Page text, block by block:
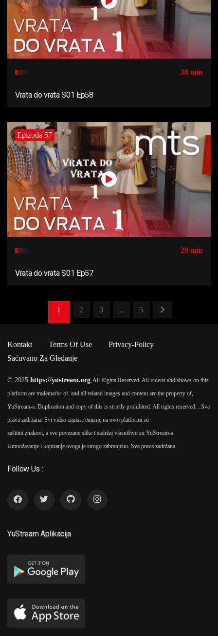
30 min
Vrata do vrata S01 Ep58
Epizoda 57
29 min
Vrata do vrata S01 Ep57
1 2 3 … 5
Kontakt Terms Of Use
Privacy-Policy
Saćuvano Za Gledanje
© 2025 https://yustream.org All Rights Reserved. All videos and shows on this
platform are trademarks of, and all related images and content are the property of,
YuStream-a. Duplication and copy of this is strictly prohibited. All rights reserved… Sva
prava zadržana. Svi video zapisi i emisije na ovoj platformi su
zaštitni znakovi, a sve povezane slike i sadržaj vlasništvo su YuStream-a.
Umnožavanje i kopiranje ovoga je strogo zabranjeno. Sva prava zadržana.
Follow Us :
YuStream Aplikacija